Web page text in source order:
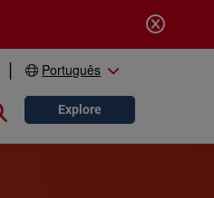
Português
Close search
Explore